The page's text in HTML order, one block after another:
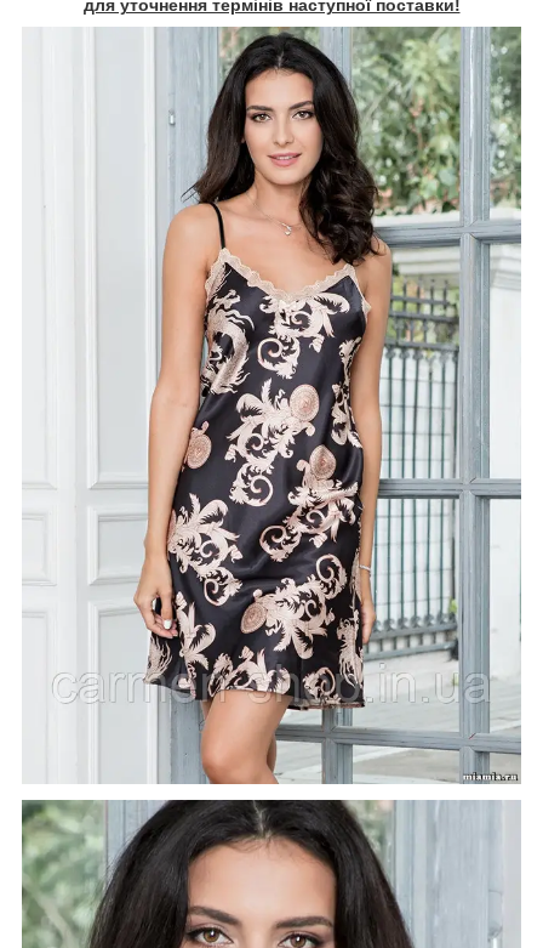
для уточнення термінів наступної поставки!